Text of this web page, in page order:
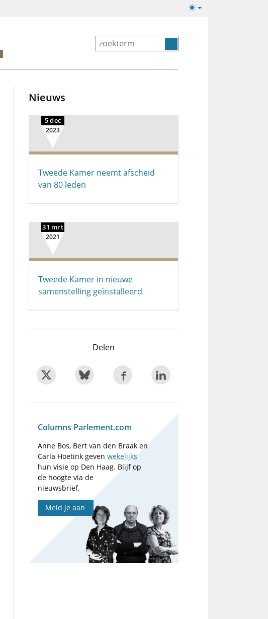
Lichte/donkere
Nieuws
5 dec
2023
Tweede Kamer neemt afscheid
van 80 leden
31 mrt
2021
Tweede Kamer in nieuwe
samenstelling geïnstalleerd
Delen
Columns Parlement.com
Anne Bos, Bert van den Braak en
Carla Hoetink gevenwekelijks
hun visie op Den Haag. Blijf op
de hoogte via de
nieuwsbrief.
Meld je aan